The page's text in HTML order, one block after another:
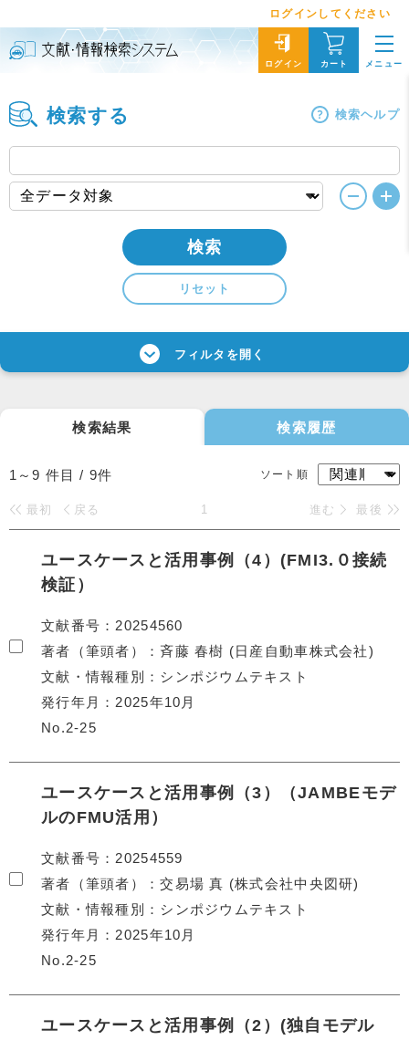
ログインしてください
ログイン カート メニュー
検索する 検索ヘルプ
検索
リセット
フィルタを開く
検索結果 検索履歴
1～9 件目 / 9件 ソート順
最初 戻る 1 進む 最後
ユースケースと活用事例（4）(FMI3.０接続
検証）
文献番号
20254560
著者（筆頭者）
斉藤 春樹 (日産自動車株式会社)
文献・情報種別
シンポジウムテキスト
発行年月
2025年10月
No.2-25
ユースケースと活用事例（3）（JAMBEモデ
ルのFMU活用）
文献番号
20254559
著者（筆頭者）
交易場 真 (株式会社中央図研)
文献・情報種別
シンポジウムテキスト
発行年月
2025年10月
No.2-25
ユースケースと活用事例（2）(独自モデル